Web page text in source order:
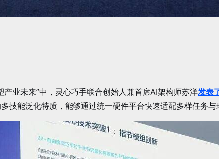
业未来”中，灵心巧手联合创始人兼首席AI架构师苏洋发表
能泛化特质，能够通过统一硬件平台快速适配多样任务与